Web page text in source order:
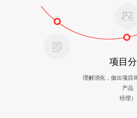
项目
理解消化，做出项目
产品
经理）